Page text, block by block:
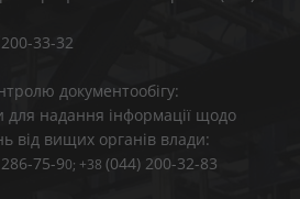
33-32
документообігу:
для надання інформації щодо
від вищих органів влади:
75-90; +38 (044) 200-32-83